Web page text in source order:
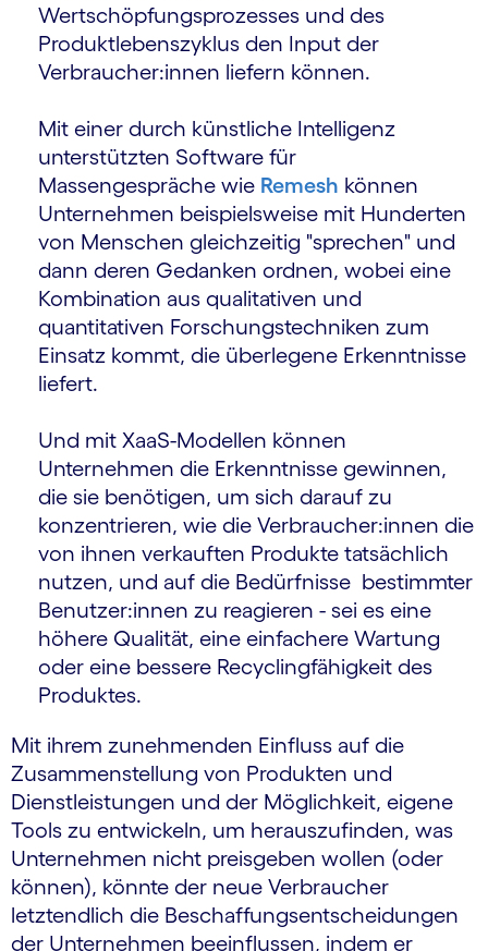
Wertschöpfungsprozesses und des
Produktlebenszyklus den Input der
Verbraucher:innen liefern können.
Mit einer durch künstliche Intelligenz
unterstützten Software für
Massengespräche wie Remesh können
Unternehmen beispielsweise mit Hunderten
von Menschen gleichzeitig "sprechen" und
dann deren Gedanken ordnen, wobei eine
Kombination aus qualitativen und
quantitativen Forschungstechniken zum
Einsatz kommt, die überlegene Erkenntnisse
liefert.
Und mit XaaS-Modellen können
Unternehmen die Erkenntnisse gewinnen,
die sie benötigen, um sich darauf zu
konzentrieren, wie die Verbraucher:innen die
von ihnen verkauften Produkte tatsächlich
nutzen, und auf die Bedürfnisse bestimmter
Benutzer:innen zu reagieren - sei es eine
höhere Qualität, eine einfachere Wartung
oder eine bessere Recyclingfähigkeit des
Produktes.
Mit ihrem zunehmenden Einfluss auf die
Zusammenstellung von Produkten und
Dienstleistungen und der Möglichkeit, eigene
Tools zu entwickeln, um herauszufinden, was
Unternehmen nicht preisgeben wollen (oder
können), könnte der neue Verbraucher
letztendlich die Beschaffungsentscheidungen
der Unternehmen beeinflussen, indem er